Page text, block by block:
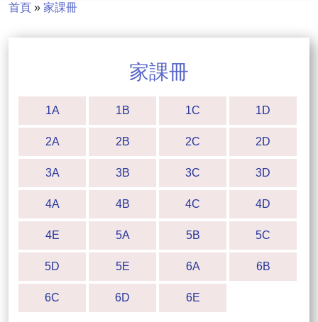
首頁 » 家課冊
家課冊
1A 1B 1C 1D
2A 2B 2C 2D
3A 3B 3C 3D
4A 4B 4C 4D
4E 5A 5B 5C
5D 5E 6A 6B
6C 6D 6E